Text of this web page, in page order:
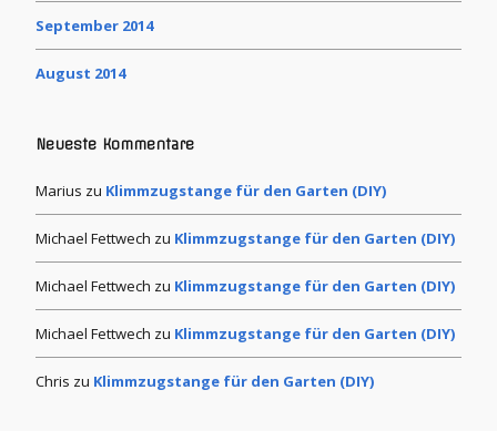
September 2014
August 2014
Neueste Kommentare
Marius zu Klimmzugstange für den Garten (DIY)
Michael Fettwech zu Klimmzugstange für den Garten (DIY)
Michael Fettwech zu Klimmzugstange für den Garten (DIY)
Michael Fettwech zu Klimmzugstange für den Garten (DIY)
Chris zu Klimmzugstange für den Garten (DIY)